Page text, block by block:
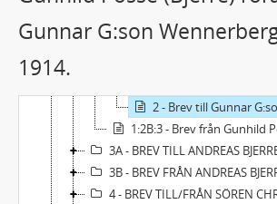
Gunnar G:son
1914.
2B - BREV FRÅN GUNHILD
1 - Brev från Gunhild Posse
2 - Brev till Gunnar G:son Wennerberg från Gunhild Posse (Bjerre). Brev med
1:2B:3 - Brev från Gunhild
3A - BREV TILL ANDREAS
3B - BREV FRÅN ANDREAS
4 - BREV TILL/FRÅN SÖREN